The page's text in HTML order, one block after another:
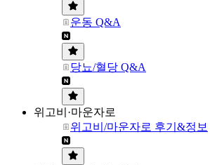
운동 Q&A
당뇨/혈당 Q&A
위고비·마운자로
위고비/마운자로 후기&정보